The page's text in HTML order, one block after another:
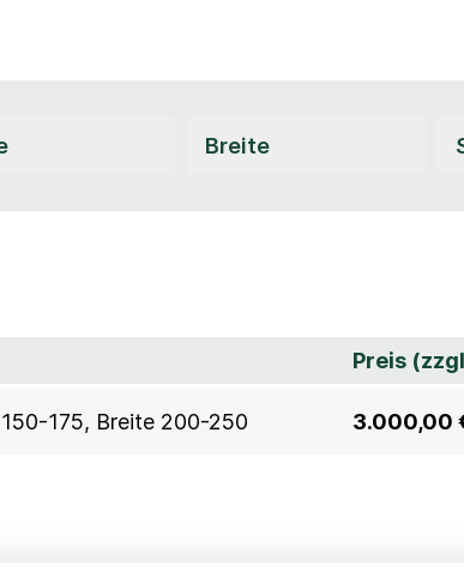
Preis
175, Breite 200-250 3.000,00